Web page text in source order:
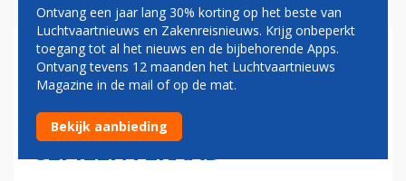
SCHIPHOL-CRITICUS HESTER
VAN BUREN WEG UIT
AMSTERDAMSE
GEMEENTERAAD
Ontvang een jaar lang 30% korting op het beste van
Luchtvaartnieuws en Zakenreisnieuws. Krijg onbeperkt
toegang tot al het nieuws en de bijbehorende Apps.
Ontvang tevens 12 maanden het Luchtvaartnieuws
Magazine in de mail of op de mat.
Bekijk aanbieding